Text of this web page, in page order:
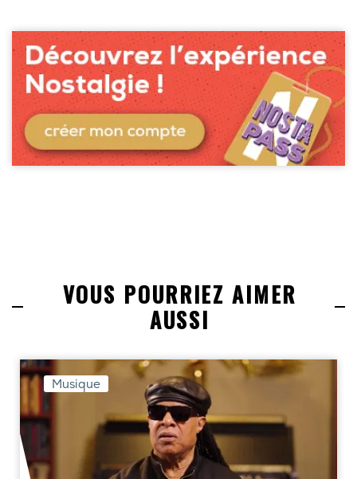
VOUS POURRIEZ AIMER
AUSSI
Musique